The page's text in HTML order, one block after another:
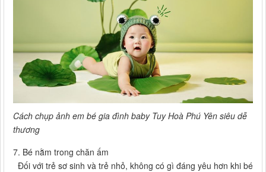
Cách chụp ảnh em bé gia đình baby Tuy Hoà Phú Yên siêu dễ
thương
7. Bé nằm trong chăn ấm
Đối với trẻ sơ sinh và trẻ nhỏ, không có gì đáng yêu hơn khi bé